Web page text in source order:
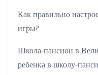
Как правильно
игры?
Школа-пансион в
ребенка в школу-